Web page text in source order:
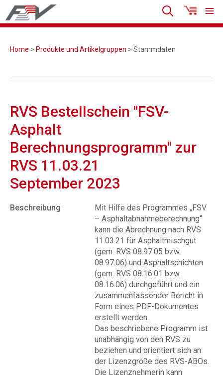
Home > Produkte und Artikelgruppen > Stammdaten
RVS Bestellschein "FSV-
Asphalt
Berechnungsprogramm" zur
RVS 11.03.21
September 2023
Beschreibung
Mit Hilfe des Programmes „FSV
– Asphaltabnahmeberechnung“
kann die Abrechnung nach RVS
11.03.21 für Asphaltmischgut
(gem. RVS 08.97.05 bzw.
08.97.06) und Asphaltschichten
(gem. RVS 08.16.01 bzw.
08.16.06) durchgeführt und ein
zusammenfassender Bericht in
Form eines PDF-Dokumentes
erstellt werden.
Das beschriebene Programm ist
unabhängig von den RVS zu
beziehen und orientiert sich an
der Lizenzgröße des RVS-ABOs.
Die Lizenznehmerin kann